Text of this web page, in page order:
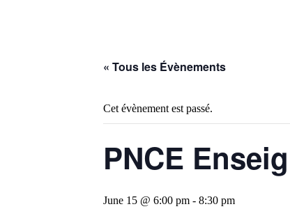
« Tous les Évènements
Cet évènement est passé.
PNCE
June 15 @ 6:00 pm - 8:30 pm